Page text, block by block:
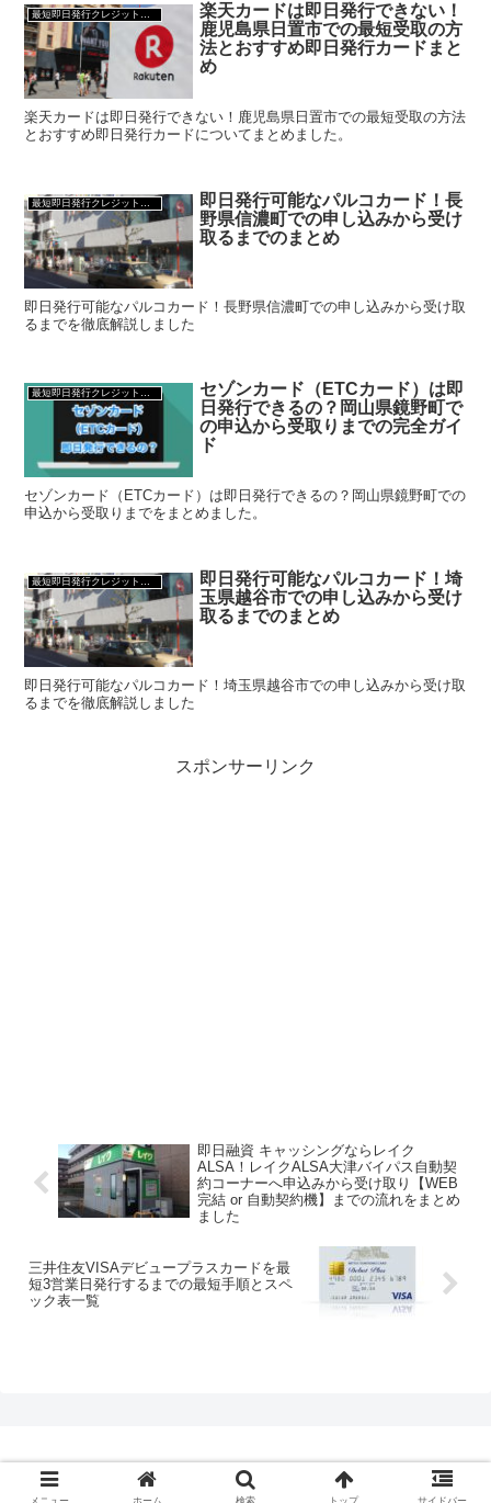
楽天カードは即日発行できない！
鹿児島県日置市での最短受取の方
法とおすすめ即日発行カードまと
め
楽天カードは即日発行できない！鹿児島県日置市での最短受取の方法
とおすすめ即日発行カードについてまとめました。
最短即日発行クレジットカード
即日発行可能なパルコカード！長
野県信濃町での申し込みから受け
取るまでのまとめ
即日発行可能なパルコカード！長野県信濃町での申し込みから受け取
るまでを徹底解説しました
セゾンカード（ETCカード）は即
日発行できるの？岡山県鏡野町で
の申込から受取りまでの完全ガイ
ド
セゾンカード（ETCカード）は即日発行できるの？岡山県鏡野町での
申込から受取りまでをまとめました。
最短即日発行クレジットカード
即日発行可能なパルコカード！埼
玉県越谷市での申し込みから受け
取るまでのまとめ
即日発行可能なパルコカード！埼玉県越谷市での申し込みから受け取
るまでを徹底解説しました
スポンサーリンク
即日融資 キャッシングならレイク
ALSA！レイクALSA大津バイパス自動契
約コーナーへ申込みから受け取り【WEB
完結 or 自動契約機】までの流れをまとめ
ました
三井住友VISAデビュープラスカードを最
短3営業日発行するまでの最短手順とスペ
ック表一覧
© 2020 クレジットカード最短即日発行.com.
メニュー ホーム 検索 トップ サイドバー